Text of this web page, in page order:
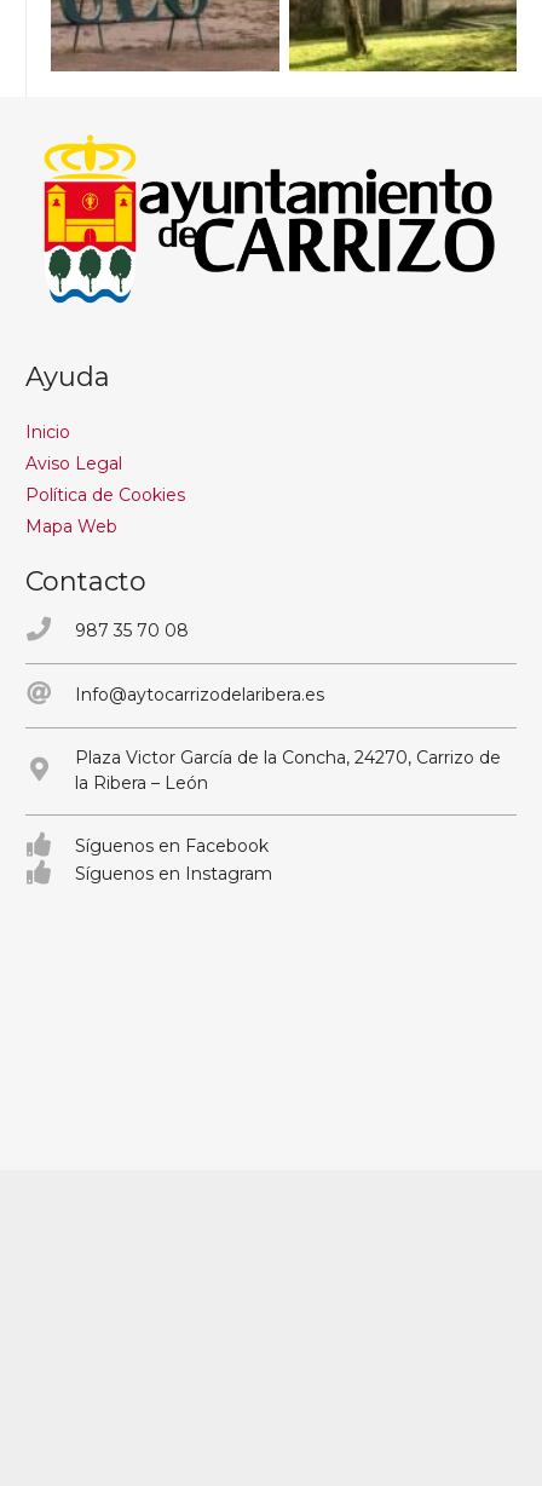
Ayuda
Inicio
Aviso Legal
Política de Cookies
Mapa Web
Contacto
987 35 70 08
Info@aytocarrizodelaribera.es
Plaza Victor García de la Concha, 24270, Carrizo de
la Ribera – León
Síguenos en Facebook
Síguenos en Instagram